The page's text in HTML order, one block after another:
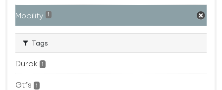
Mobility 1
Tags
Durak 1
Gtfs 1